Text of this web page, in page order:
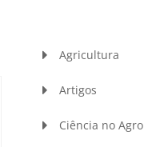
Agricultura
Artigos
Ciência no Agro